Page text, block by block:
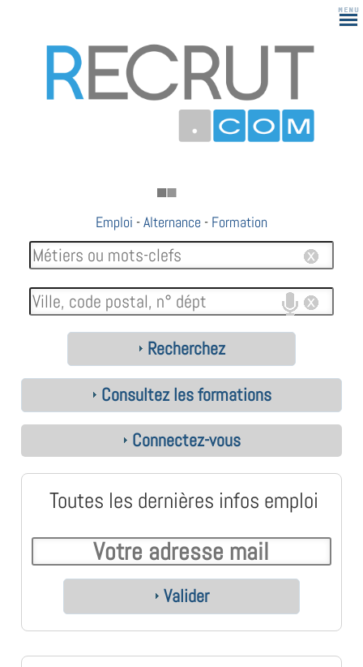
Emploi -Alternance - Formation
Recherchez
Consultez les formations
Connectez-vous
Toutes les dernières infos emploi
Valider